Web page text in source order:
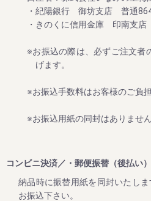
夏のお買い得企画：ご家庭用梅干
のダブル企画のご案内～
これからますます暑くなりますが
ひご賞味ください。
８月末までに早期ご予約承り中!!
今まさに収穫中の2024年の梅干し
・紀陽銀行 御坊支店 普通
・きのくに信用金庫 印南支店
※お振込の際は、必ずご注文者
げます。
※お振込手数料はお客様のご負
※お振込用紙の同封はありませ
コンビニ決済／・郵便振替（後払い）
納品時に振替用紙を同封いたし
お振込下さい。